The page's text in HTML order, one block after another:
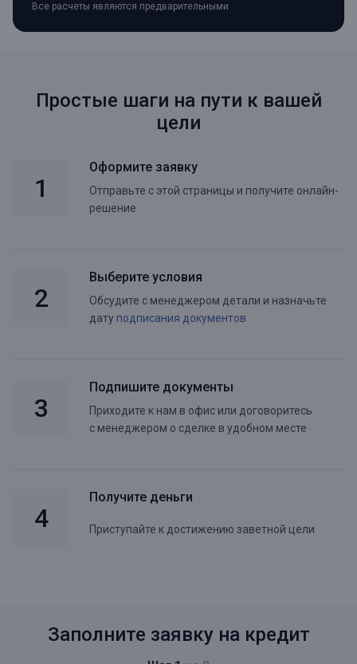
Все расчеты являются предварительными
Простые шаги на пути к вашей
цели
Оформите заявку
Отправьте с этой страницы и получите онлайн-
решение
Выберите условия
Обсудите с менеджером детали и назначьте
дату подписания документов
Подпишите документы
Приходите к нам в офис или договоритесь
с менеджером о сделке в удобном месте
Получите деньги
Приступайте к достижению заветной цели
Заполните заявку на кредит